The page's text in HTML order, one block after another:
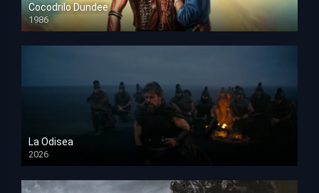
Cocodrilo Dundee
1986
HD 1080p
La Odisea
2026
TS Screener